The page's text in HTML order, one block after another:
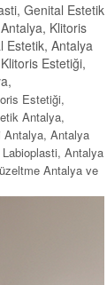
Genital Estetik
Klitoris
Estetik, Antalya
Estetiği,
Estetiği,
Antalya,
Antalya, Antalya
Antalya
Antalya ve